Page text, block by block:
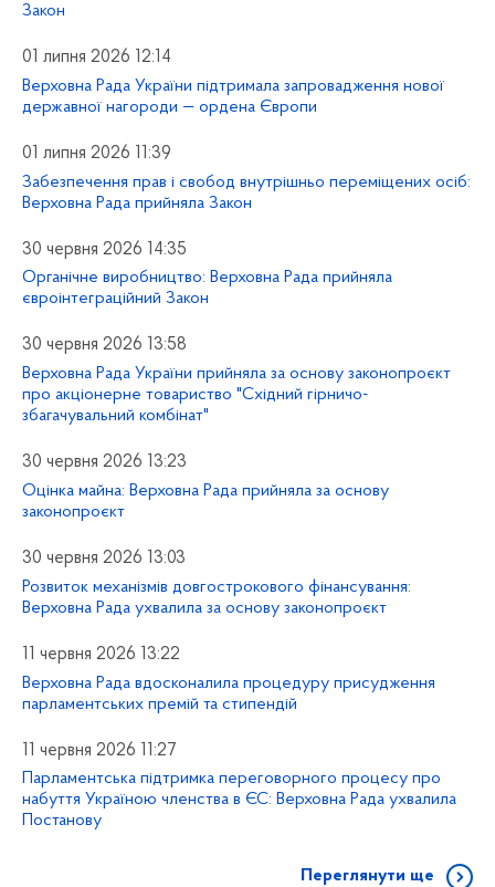
Закон
01 липня 2026 12:14
Верховна Рада України підтримала запровадження нової
державної нагороди — ордена Європи
01 липня 2026 11:39
Забезпечення прав і свобод внутрішньо переміщених осіб:
Верховна Рада прийняла Закон
30 червня 2026 14:35
Органічне виробництво: Верховна Рада прийняла
євроінтеграційний Закон
30 червня 2026 13:58
Верховна Рада України прийняла за основу законопроєкт
про акціонерне товариство "Східний гірничо-
збагачувальний комбінат"
30 червня 2026 13:23
Оцінка майна: Верховна Рада прийняла за основу
законопроєкт
30 червня 2026 13:03
Розвиток механізмів довгострокового фінансування:
Верховна Рада ухвалила за основу законопроєкт
11 червня 2026 13:22
Верховна Рада вдосконалила процедуру присудження
парламентських премій та стипендій
11 червня 2026 11:27
Парламентська підтримка переговорного процесу про
набуття Україною членства в ЄС: Верховна Рада ухвалила
Постанову
Переглянути ще